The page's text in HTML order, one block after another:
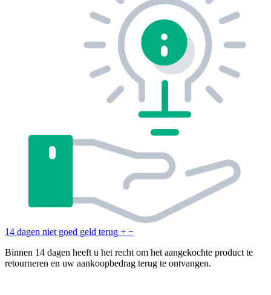
14 dagen niet goed geld terug + −
Binnen 14 dagen heeft u het recht om het aangekochte product te
retourneren en uw aankoopbedrag terug te ontvangen.